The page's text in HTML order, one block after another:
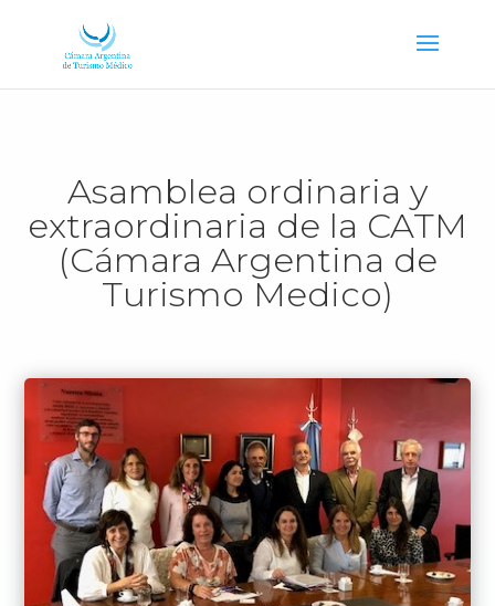
Asamblea ordinaria y
extraordinaria de la CATM
(Cámara Argentina de
Turismo Medico)